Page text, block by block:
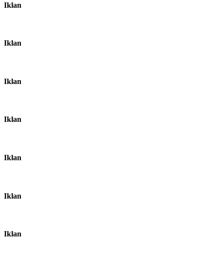
Iklan
Iklan
Iklan
Iklan
Iklan
Iklan
Iklan